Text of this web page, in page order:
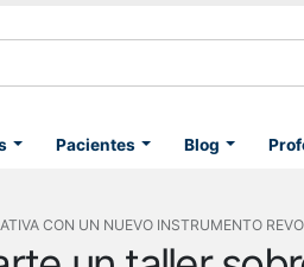
Pacientes Blog
CON UN NUEVO INSTRUMENTO